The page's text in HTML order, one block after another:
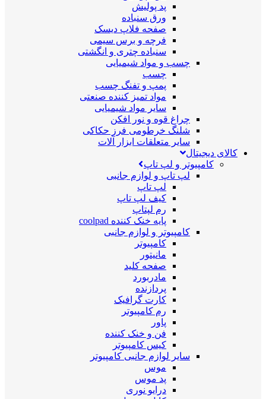
پد پولیش
ورق سنباده
صفحه فلاپ دیسک
فرچه و برس سیمی
سنباده چتری و انگشتی
چسب و مواد شیمیایی
چسب
پمپ و تفنگ چسب
مواد تمیز کننده صنعتی
سایر مواد شیمیایی
چراغ قوه و نور افکن
شلنگ خرطومی فرز حکاکی
سایر متعلقات ابزار آلات
کالای دیجیتال
کامپیوتر و لپ تاپ
لپ تاپ و لوازم جانبی
لپ تاپ
کیف لپ تاپ
رم لپتاپ
پایه خنک کننده coolpad
کامپیوتر و لوازم جانبی
کامپیوتر
مانیتور
صفحه کلید
مادربورد
پردازنده
کارت گرافیک
رم کامپیوتر
پاور
فن و خنک کننده
کیس کامپیوتر
سایر لوازم جانبی کامپیوتر
موس
پد موس
درایو نوری